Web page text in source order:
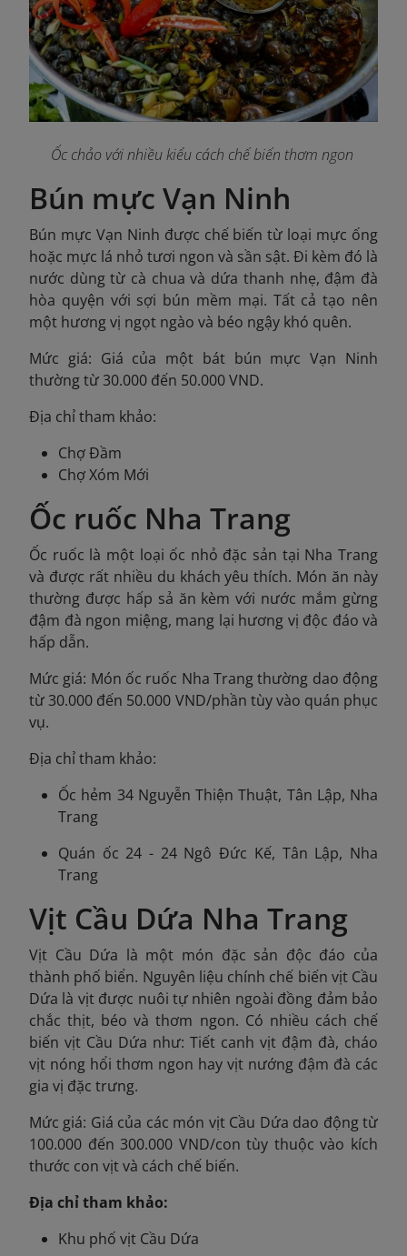
Ốc chảo với nhiều kiểu cách chế biến thơm ngon
Bún mực Vạn Ninh
Bún mực Vạn Ninh được chế biến từ loại mực ống
hoặc mực lá nhỏ tươi ngon và sần sật. Đi kèm đó là
nước dùng từ cà chua và dứa thanh nhẹ, đậm đà
hòa quyện với sợi bún mềm mại. Tất cả tạo nên
một hương vị ngọt ngào và béo ngậy khó quên.
Mức giá: Giá của một bát bún mực Vạn Ninh
thường từ 30.000 đến 50.000 VND.
Địa chỉ tham khảo:
Chợ Đầm
Chợ Xóm Mới
Ốc ruốc Nha Trang
Ốc ruốc là một loại ốc nhỏ đặc sản tại Nha Trang
và được rất nhiều du khách yêu thích. Món ăn này
thường được hấp sả ăn kèm với nước mắm gừng
đậm đà ngon miệng, mang lại hương vị độc đáo và
hấp dẫn.
Mức giá: Món ốc ruốc Nha Trang thường dao động
từ 30.000 đến 50.000 VND/phần tùy vào quán phục
vụ.
Địa chỉ tham khảo:
Ốc hẻm 34 Nguyễn Thiện Thuật, Tân Lập, Nha
Trang
Quán ốc 24 - 24 Ngô Đức Kế, Tân Lập, Nha
Trang
Vịt Cầu Dứa Nha Trang
Vịt Cầu Dứa là một món đặc sản độc đáo của
thành phố biển. Nguyên liệu chính chế biến vịt Cầu
Dứa là vịt được nuôi tự nhiên ngoài đồng đảm bảo
chắc thịt, béo và thơm ngon. Có nhiều cách chế
biến vịt Cầu Dứa như: Tiết canh vịt đậm đà, cháo
vịt nóng hổi thơm ngon hay vịt nướng đậm đà các
gia vị đặc trưng.
Mức giá: Giá của các món vịt Cầu Dứa dao động từ
100.000 đến 300.000 VND/con tùy thuộc vào kích
thước con vịt và cách chế biến.
Địa chỉ tham khảo:
Khu phố vịt Cầu Dứa